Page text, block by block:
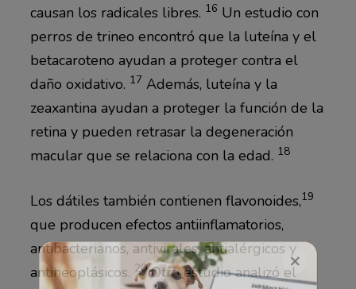
causan los radicales libres. 16 Un estudio con
perros de trineo encontró que la luteína y el
betacaroteno ayudan a proteger contra el
daño oxidativo. 17 Además, luteína y la
zeaxantina ayudan a proteger la función de la
retina y pueden retrasar la degeneración
macular que se relaciona con la edad. 18
Los dátiles también contienen flavonoides,19
que producen efectos antiinflamatorios,
antibacterianos, antivirales, antialérgicos y
antineoplásicos. 20Otro estudio analizó el